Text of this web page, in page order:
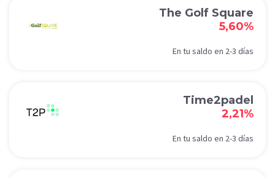
The Golf Square
5,60%
En tu saldo en 2-3 días
Time2padel
2,21%
En tu saldo en 2-3 días